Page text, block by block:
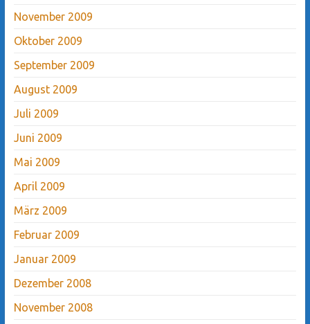
November 2009
Oktober 2009
September 2009
August 2009
Juli 2009
Juni 2009
Mai 2009
April 2009
März 2009
Februar 2009
Januar 2009
Dezember 2008
November 2008